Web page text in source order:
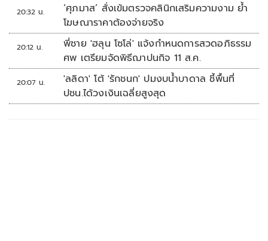
20:32 น.
‘ศุภมาส’ สั่งเข้มตรวจคลินิกเสริมความงาม ย้ำ
โฆษณาราคาต้องจ่ายจริง
20:12 น.
พี่ชาย 'ฮลุน โซโล่' แจ้งกำหนดการสวดอภิธรรม
ศพ เตรียมจัดพิธีฌาปนกิจ 11 ส.ค.
20:07 น.
'ลลิดา' โต้ 'รักชนก' ปมงบน้ำบาดาล ชี้พื้นที่
ปชน.ได้วงเงินเฉลี่ยสูงสุด